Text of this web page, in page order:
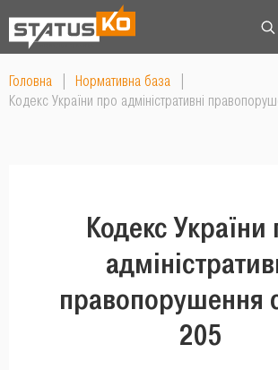
Головна Нормативна база
Кодекс України про адміністративні
Кодекс України
правопорушення
205